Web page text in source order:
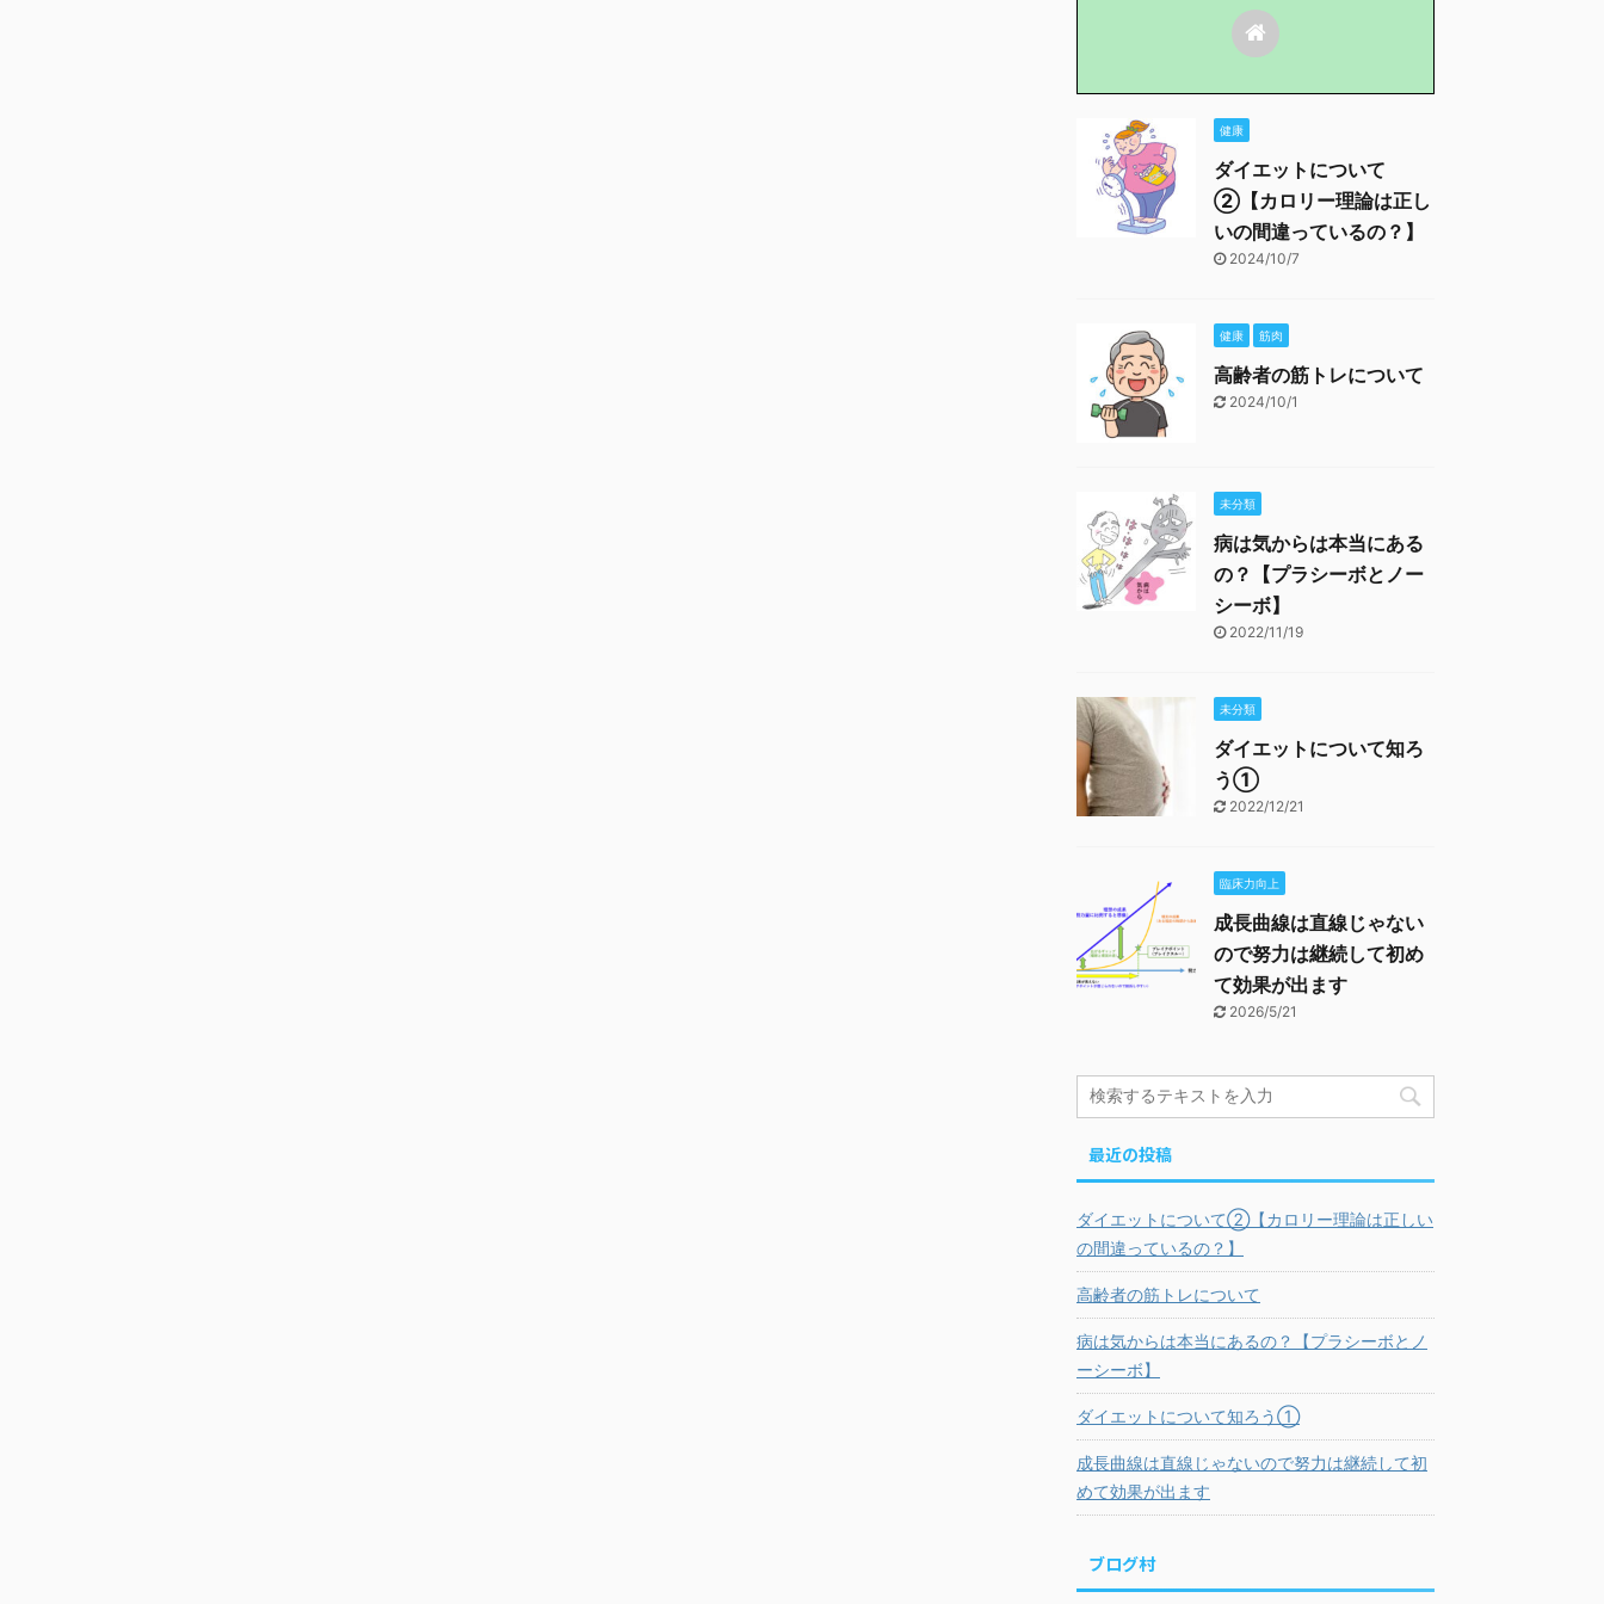
健康
ダイエットについて
②【カロリー理論は正し
いの間違っているの？】
2024/10/7
健康 筋肉
高齢者の筋トレについて
2024/10/1
未分類
病は気からは本当にある
の？【プラシーボとノー
シーボ】
2022/11/19
未分類
ダイエットについて知ろ
う①
2022/12/21
臨床力向上
成長曲線は直線じゃない
ので努力は継続して初め
て効果が出ます
2026/5/21
最近の投稿
ダイエットについて②【カロリー理論は正しい
の間違っているの？】
高齢者の筋トレについて
病は気からは本当にあるの？【プラシーボとノ
ーシーボ】
ダイエットについて知ろう①
成長曲線は直線じゃないので努力は継続して初
めて効果が出ます
ブログ村